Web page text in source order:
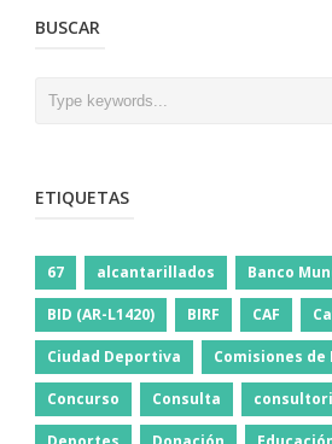
BUSCAR
ETIQUETAS
67 alcantarillados Banco
BID (AR-L1420) BIRF CAF
Ciudad Deportiva Comisiones de
Concurso Consulta